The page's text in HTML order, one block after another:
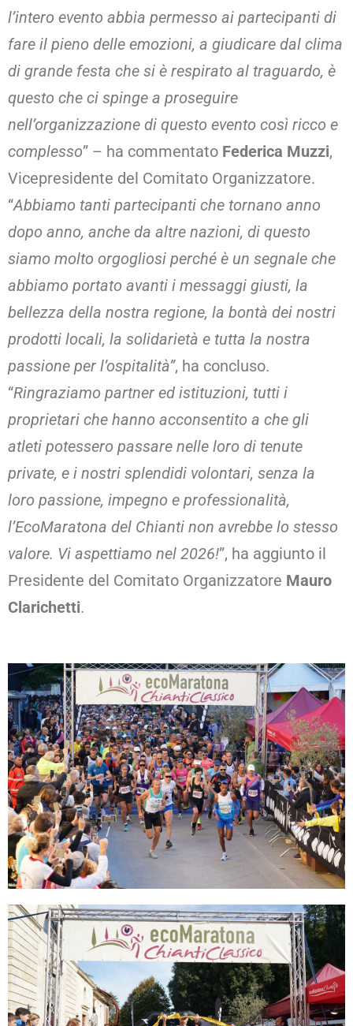
l’intero evento abbia permesso ai partecipanti di
fare il pieno delle emozioni, a giudicare dal clima
di grande festa che si è respirato al traguardo, è
questo che ci spinge a proseguire
nell’organizzazione di questo evento così ricco e
complesso” – ha commentato Federica Muzzi,
Vicepresidente del Comitato Organizzatore.
“Abbiamo tanti partecipanti che tornano anno
dopo anno, anche da altre nazioni, di questo
siamo molto orgogliosi perché è un segnale che
abbiamo portato avanti i messaggi giusti, la
bellezza della nostra regione, la bontà dei nostri
prodotti locali, la solidarietà e tutta la nostra
passione per l’ospitalità”, ha concluso.
“Ringraziamo partner ed istituzioni, tutti i
proprietari che hanno acconsentito a che gli
atleti potessero passare nelle loro di tenute
private, e i nostri splendidi volontari, senza la
loro passione, impegno e professionalità,
l’EcoMaratona del Chianti non avrebbe lo stesso
valore. Vi aspettiamo nel 2026!”, ha aggiunto il
Presidente del Comitato Organizzatore Mauro
Clarichetti.